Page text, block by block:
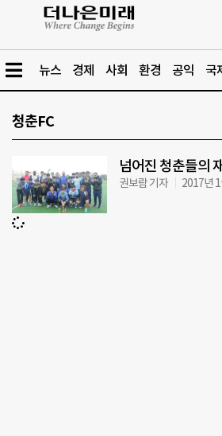
뉴스 경제 사회 환경 공익 국
청춘FC
넘어진 청춘들의
권보람 기자 2017년